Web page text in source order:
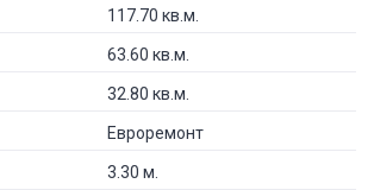
117.70 кв.м.
63.60 кв.м.
32.80 кв.м.
Евроремонт
3.30 м.